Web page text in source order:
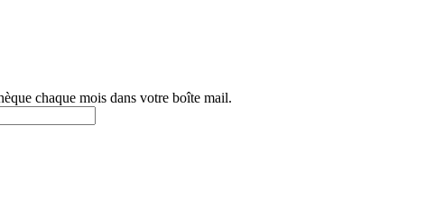
chaque mois dans votre boîte mail.